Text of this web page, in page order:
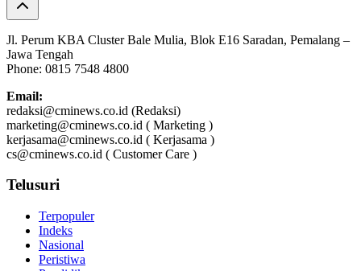
Jl. Perum KBA Cluster Bale Mulia, Blok E16 Saradan, Pemalang –
Jawa Tengah
Phone: 0815 7548 4800
Email:
redaksi@cminews.co.id (Redaksi)
marketing@cminews.co.id ( Marketing )
kerjasama@cminews.co.id ( Kerjasama )
cs@cminews.co.id ( Customer Care )
Telusuri
Terpopuler
Indeks
Nasional
Peristiwa